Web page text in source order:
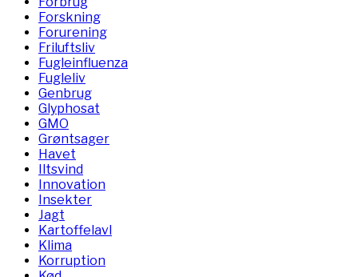
Forskning
Forurening
Friluftsliv
Fugleinfluenza
Fugleliv
Genbrug
Glyphosat
GMO
Grøntsager
Havet
Iltsvind
Innovation
Insekter
Jagt
Kartoffelavl
Klima
Korruption